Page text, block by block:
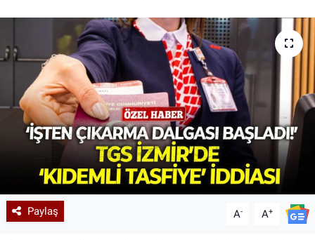
Paylaş A- A+